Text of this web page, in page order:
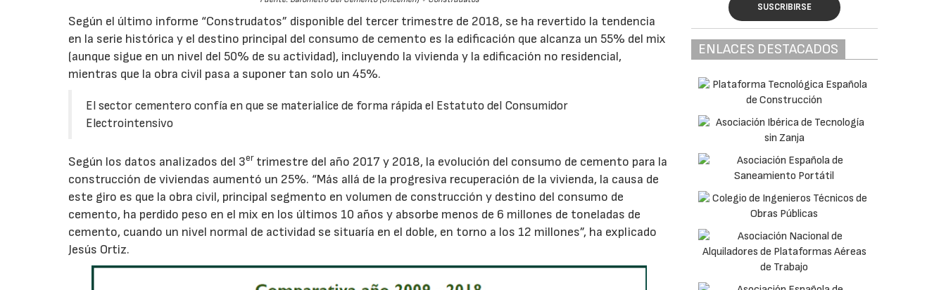
Según el último informe “Construdatos” disponible del tercer trimestre de 2018, se ha revertido la tendencia
en la serie histórica y el destino principal del consumo de cemento es la edificación que alcanza un 55% del mix
(aunque sigue en un nivel del 50% de su actividad), incluyendo la vivienda y la edificación no residencial,
mientras que la obra civil pasa a suponer tan solo un 45%.
El sector cementero confía en que se materialice de forma rápida el Estatuto del Consumidor
Electrointensivo
Según los datos analizados del 3er trimestre del año 2017 y 2018, la evolución del consumo de cemento para la
construcción de viviendas aumentó un 25%. “Más allá de la progresiva recuperación de la vivienda, la causa de
este giro es que la obra civil, principal segmento en volumen de construcción y destino del consumo de
cemento, ha perdido peso en el mix en los últimos 10 años y absorbe menos de 6 millones de toneladas de
cemento, cuando un nivel normal de actividad se situaría en el doble, en torno a los 12 millones”, ha explicado
Jesús Ortiz.
SUSCRIBIRSE
ENLACES DESTACADOS